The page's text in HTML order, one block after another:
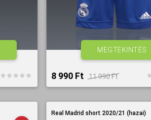
8 990 Ft‎ 11 990 Ft‎
MEGTEKINTÉS
Real Madrid short 2020/21 (hazai)